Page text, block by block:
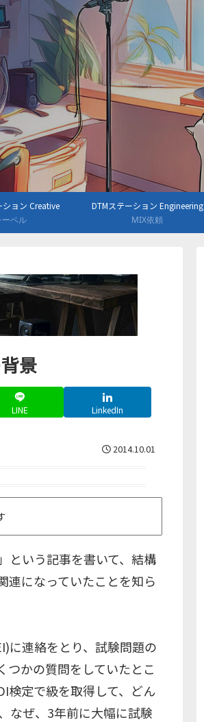
ション Creative
ーベル
DTMステーション Engineering
MIX依頼
景
LINE LinkedIn
2014.10.01
」という記事を書いて、結構
連になっていたことを知ら
に連絡をとり、試験問題の
かの質問をしていたとこ
検定で級を取得して、どん
なぜ、3年前に大幅に試験